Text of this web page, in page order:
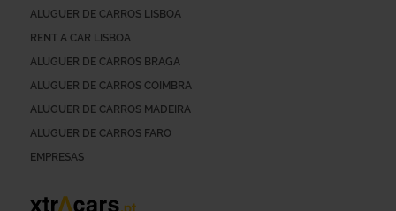
ALUGUER DE CARROS LISBOA
RENT A CAR LISBOA
ALUGUER DE CARROS BRAGA
ALUGUER DE CARROS COIMBRA
ALUGUER DE CARROS MADEIRA
ALUGUER DE CARROS FARO
EMPRESAS